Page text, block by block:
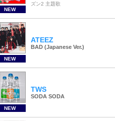
NEW
ズン2 主題歌
NEW
ATEEZ
BAD (Japanese Ver.)
NEW
TWS
SODA SODA